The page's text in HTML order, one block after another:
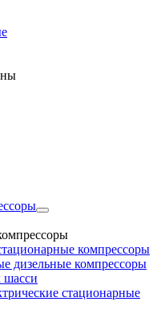
компрессоры
дизельные компрессоры
шасси
стационарные